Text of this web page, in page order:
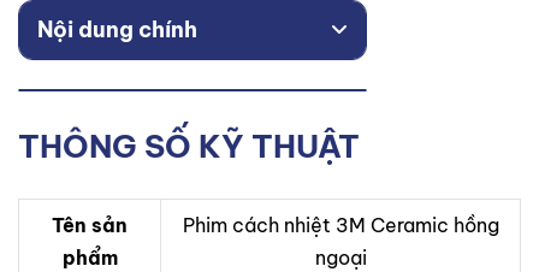
Nội dung chính
THÔNG SỐ KỸ THUẬT
Tên sản
phẩm
Phim cách nhiệt 3M Ceramic hồng
ngoại